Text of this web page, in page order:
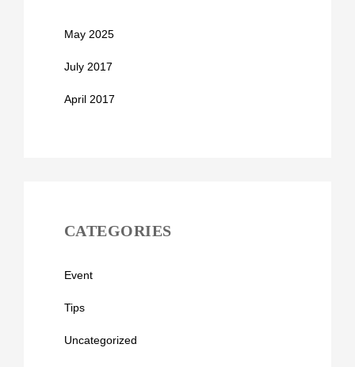
May 2025
July 2017
April 2017
CATEGORIES
Event
Tips
Uncategorized